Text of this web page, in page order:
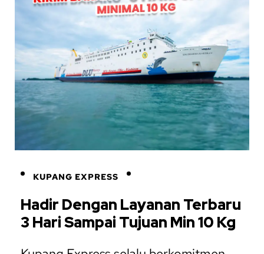
KUPANG EXPRESS
Hadir Dengan Layanan Terbaru
3 Hari Sampai Tujuan Min 10 Kg